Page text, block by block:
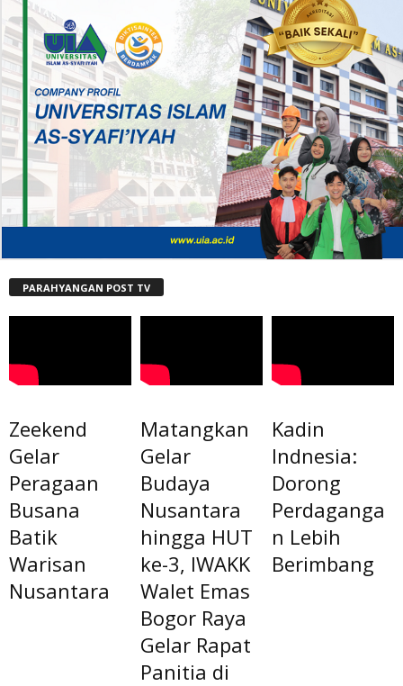
PARAHYANGAN POST TV
Zeekend
Gelar
Peragaan
Busana
Batik
Warisan
Nusantara
Matangkan
Gelar
Budaya
Nusantara
hingga HUT
ke-3, IWAKK
Walet Emas
Bogor Raya
Gelar Rapat
Panitia di
Kadin
Indnesia:
Dorong
Perdaganga
n Lebih
Berimbang